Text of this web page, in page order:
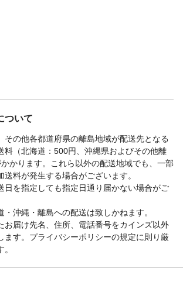
ついて
その他各都道府県の離島地域が配送先となる
料（北海道：500円、沖縄県およびその他離
かります。これら以外の配送地域でも、一部
送料が発生する場合がございます。
日を指定しても指定日通り届かない場合がご
・沖縄・離島への配送は致しかねます。
お届け先名、住所、電話番号をカインズ以外
ます。プライバシーポリシーの規定に則り厳